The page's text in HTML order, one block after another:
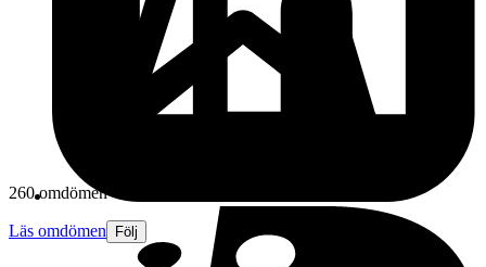
260 omdömen
Läs omdömen Följ